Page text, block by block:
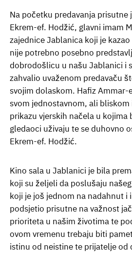
Na početku predavanja prisutne
Ekrem-ef. Hodžić, glavni imam
zajednice Jablanica koji je
nije potrebno posebno
dobrodošlicu u našu Jablanici i
zahvalio uvaženom predavaču
svojim dolaskom. Hafiz Ammar-
svom jednostavnom, ali
prikazu vjerskih načela u kojima
gledaoci uživaju te se duhovno
Ekrem-ef. Hodžić.
Kino sala u Jablanici je bila
koji su željeli da poslušaju
koji je još jednom na nadahnut i
podsjetio prisutne na važnost
prioriteta u našim životima te
ovom vremenu trebaju biti
istinu od neistine te prijatelje od